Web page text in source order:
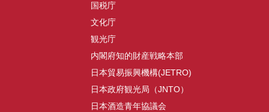
国税庁
文化庁
観光庁
内閣府知的財産戦略本部
日本貿易振興機構(JETRO)
日本政府観光局（JNTO）
日本酒造青年協議会